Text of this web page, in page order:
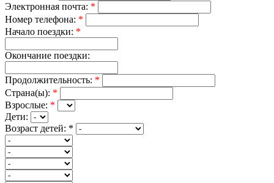
Электронная почта: *
Номер телефона: *
Начало поездки: *
Окончание поездки:
Продолжительность: *
Страна(ы): *
Взрослые: *
Дети:
Возраст детей: *